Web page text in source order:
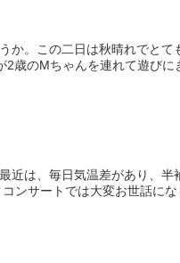
か。この二日は秋晴れでと
歳のMちゃんを連れて遊び
近は、毎日気温差があり、
ンサートでは大変お世話に